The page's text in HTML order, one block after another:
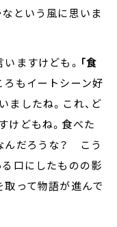
という風に思いま
ますけども。 「食
ろもイートシーン好
ましたね。これ、ど
けどもね。食べた
んだろうな？ こう
る口にしたものの影
取って物語が進んで